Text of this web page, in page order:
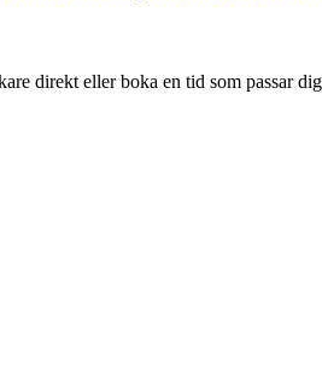
direkt eller boka en tid som passar